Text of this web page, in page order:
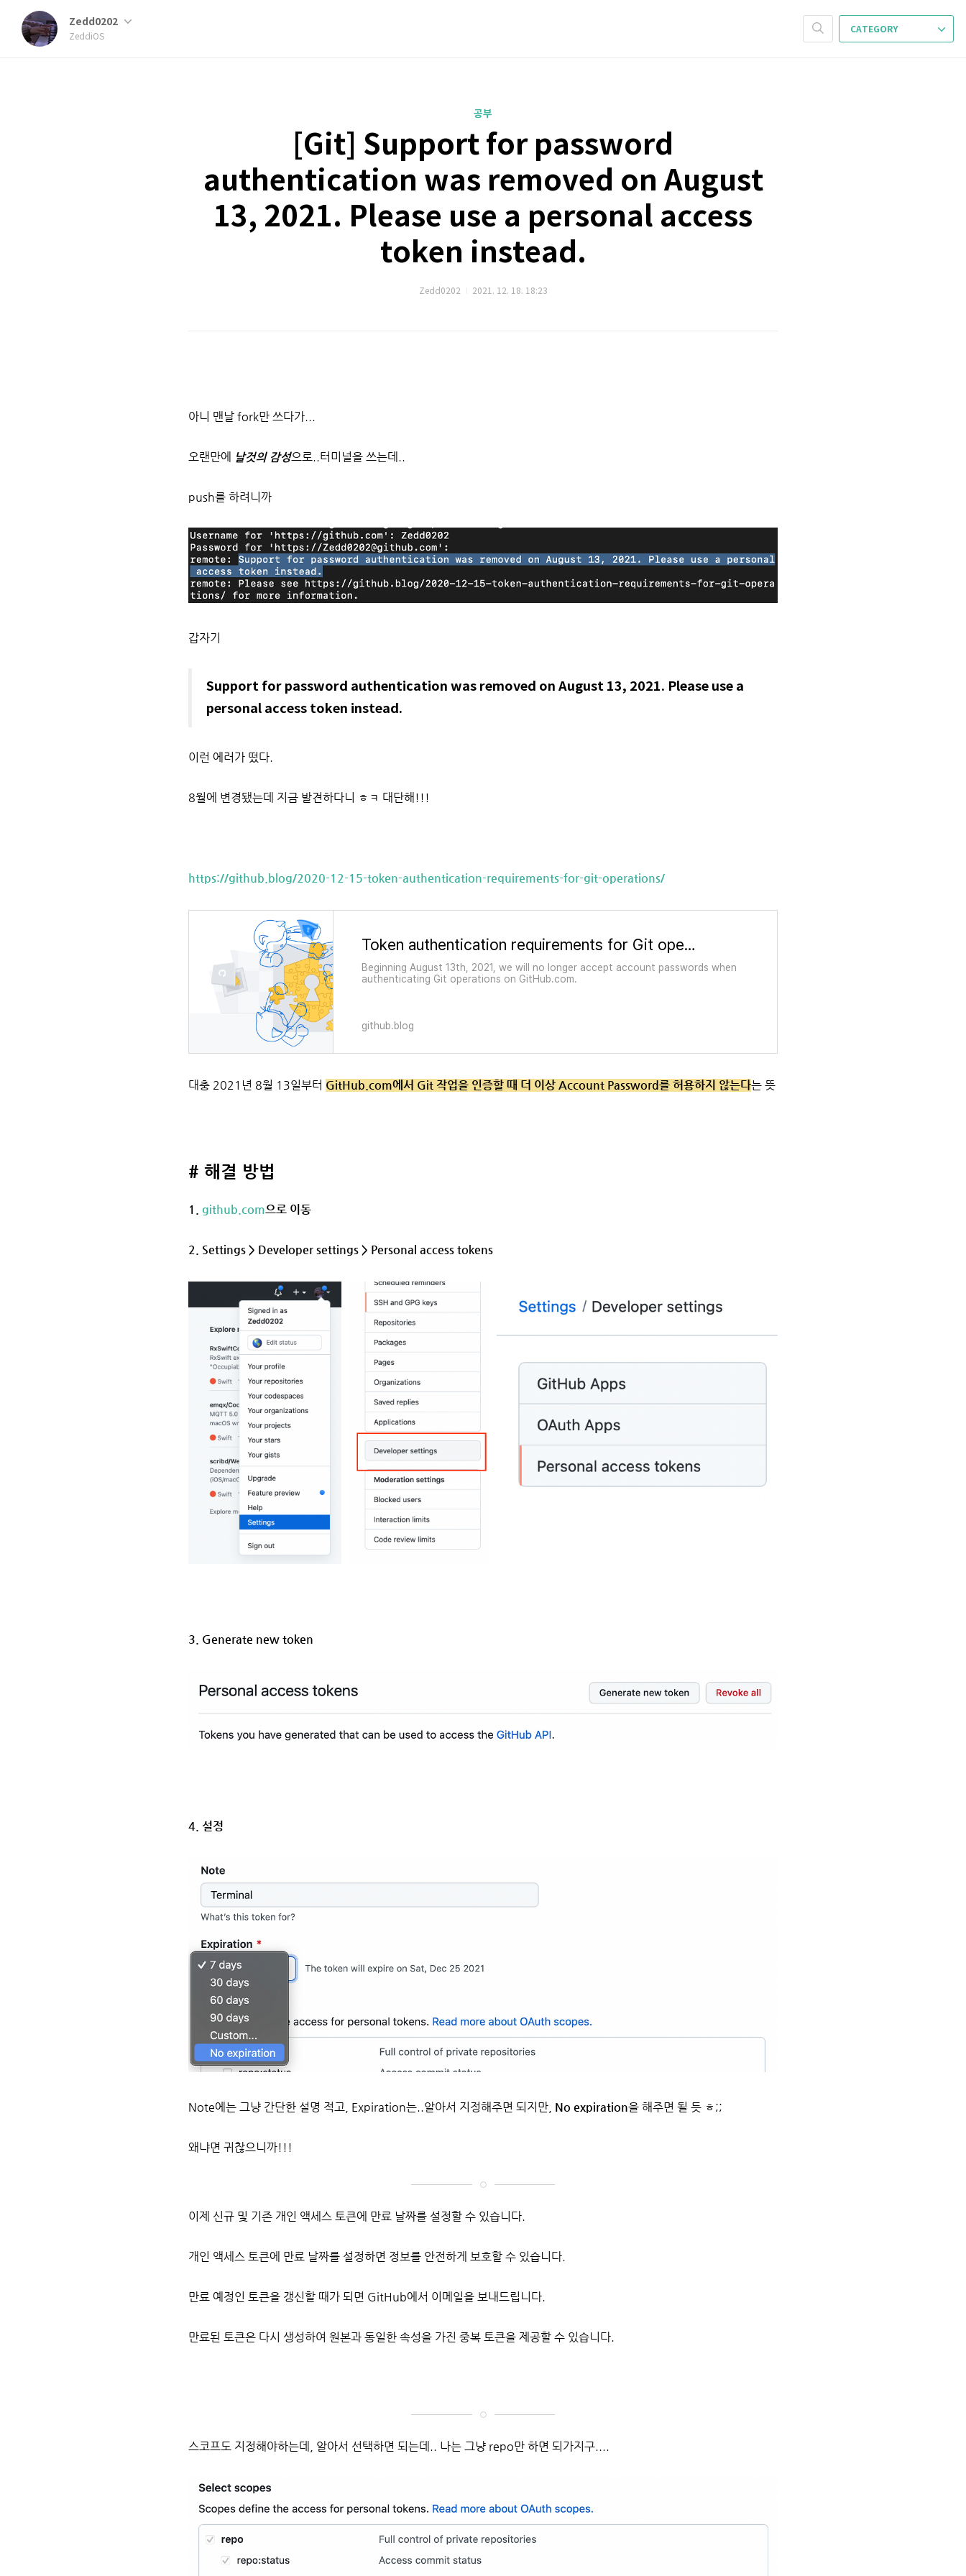
Zedd0202
ZeddiOS
CATEGORY
공부
[Git] Support for password
authentication was removed on August
13, 2021. Please use a personal access
token instead.
Zedd0202 2021. 12. 18. 18:23
아니 맨날 fork만 쓰다가...
오랜만에 날것의 감성으로..터미널을 쓰는데..
push를 하려니까
갑자기
Support for password authentication was removed on August 13, 2021. Please use a
personal access token instead.
이런 에러가 떴다.
8월에 변경됐는데 지금 발견하다니 ㅎㅋ 대단해!!!
https://github.blog/2020-12-15-token-authentication-requirements-for-git-operations/
Token authentication requirements for Git operations | The GitHub Blog
Beginning August 13th, 2021, we will no longer accept account passwords when
authenticating Git operations on GitHub.com.
github.blog
대충 2021년 8월 13일부터 GitHub.com에서 Git 작업을 인증할 때 더 이상 Account Password를 허용하지 않는다는 뜻
# 해결 방법
1. github.com으로 이동
2. Settings > Developer settings > Personal access tokens
3. Generate new token
4. 설정
Note에는 그냥 간단한 설명 적고, Expiration는..알아서 지정해주면 되지만, No expiration을 해주면 될 듯 ㅎ;;
왜냐면 귀찮으니까!!!
이제 신규 및 기존 개인 액세스 토큰에 만료 날짜를 설정할 수 있습니다.
개인 액세스 토큰에 만료 날짜를 설정하면 정보를 안전하게 보호할 수 있습니다.
만료 예정인 토큰을 갱신할 때가 되면 GitHub에서 이메일을 보내드립니다.
만료된 토큰은 다시 생성하여 원본과 동일한 속성을 가진 중복 토큰을 제공할 수 있습니다.
스코프도 지정해야하는데, 알아서 선택하면 되는데.. 나는 그냥 repo만 하면 되가지구....